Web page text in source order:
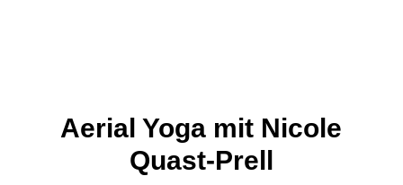
Aerial Yoga mit Nicole
Quast-Prell